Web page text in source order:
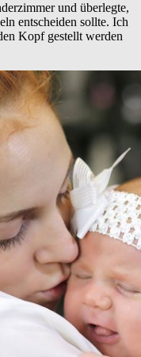
und überlegte,
entscheiden sollte. Ich
Kopf gestellt werden